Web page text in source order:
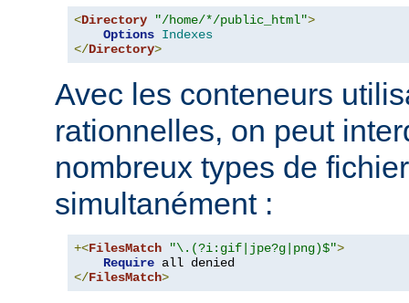
<Directory "/home/*/public_html">
Options Indexes
</Directory>
Avec les conteneurs
rationnelles, on peut
nombreux types de
simultanément :
+<FilesMatch "\.(?i:gif|jpe?g|png)$">
Require
</FilesMatch>